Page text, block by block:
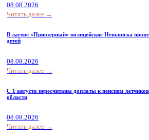
08.08.2026
Читать далее →
В лагере «Приозерный» полицейские Невьянска
детей
08.08.2026
Читать далее →
С 1 августа пересчитаны доплаты к пенсиям
области
08.08.2026
Читать далее →